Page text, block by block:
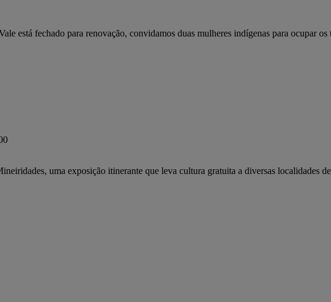
está fechado para renovação, convidamos duas mulheres indígenas para ocupar
uma exposição itinerante que leva cultura gratuita a diversas localidades